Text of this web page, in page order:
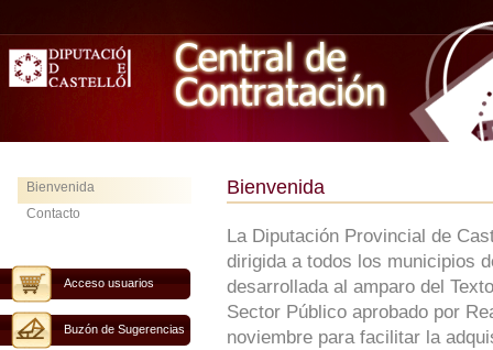
Bienvenida
Contacto
Acceso usuarios
Buzón de Sugerencias
Bienvenida
La Diputación Provincial de
dirigida a todos los municipios
desarrollada al amparo del
Sector Público aprobado por
noviembre para facilitar la